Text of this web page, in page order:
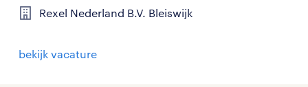
Rexel Nederland B.V. Bleiswijk
bekijk vacature